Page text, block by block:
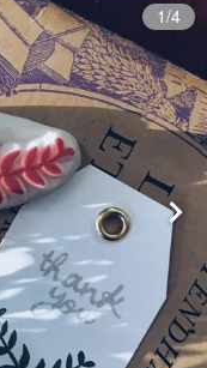
1/4